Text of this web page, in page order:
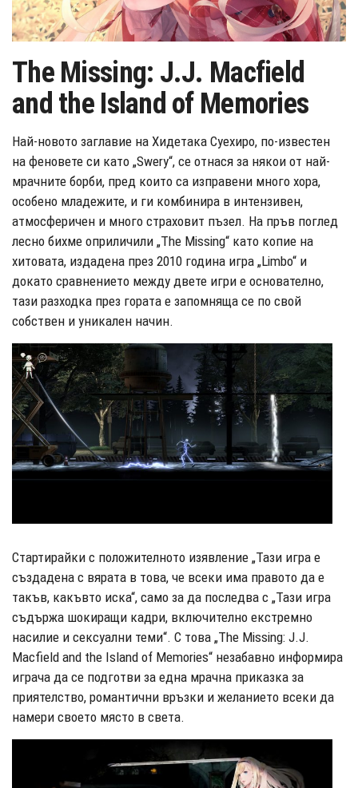
The Missing: J.J. Macfield
and the Island of Memories
Най-новото заглавие на Хидетака Суехиро, по-известен
на феновете си като „Swery“, се отнася за някои от най-
мрачните борби, пред които са изправени много хора,
особено младежите, и ги комбинира в интензивен,
атмосферичен и много страховит пъзел. На пръв поглед
лесно бихме оприличили „The Missing“ като копие на
хитовата, издадена през 2010 година игра „Limbo“ и
докато сравнението между двете игри е основателно,
тази разходка през гората е запомняща се по свой
собствен и уникален начин.
Стартирайки с положителното изявление „Тази игра е
създадена с вярата в това, че всеки има правото да е
такъв, какъвто иска“, само за да последва с „Тази игра
съдържа шокиращи кадри, включително екстремно
насилие и сексуални теми“. С това „The Missing: J.J.
Macfield and the Island of Memories“ незабавно информира
играча да се подготви за една мрачна приказка за
приятелство, романтични връзки и желанието всеки да
намери своето място в света.